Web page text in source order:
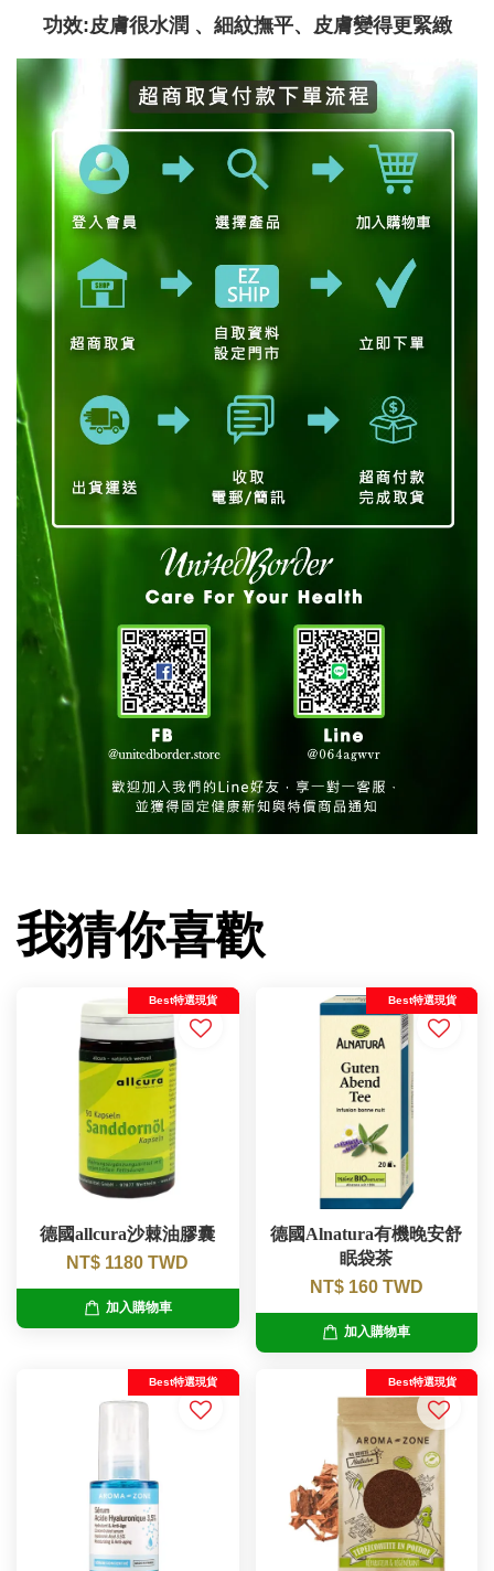
功效:皮膚很水潤 、細紋撫平、皮膚變得更緊緻
我猜你喜歡
Best特選現貨
德國allcura沙棘油膠囊
NT$ 1180 TWD
加入購物車
Best特選現貨
德國Alnatura有機晚安舒
眠袋茶
NT$ 160 TWD
加入購物車
Best特選現貨 Best特選現貨